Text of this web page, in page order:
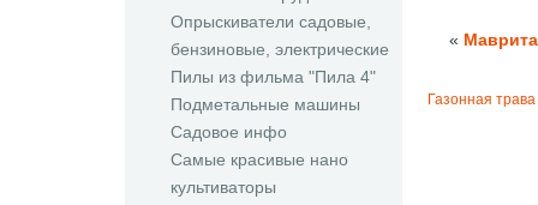
Опрыскиватели садовые,
бензиновые, электрические
Пилы из фильма "Пила 4"
Подметальные машины
Садовое инфо
Самые красивые нано
культиваторы
«
Газонная